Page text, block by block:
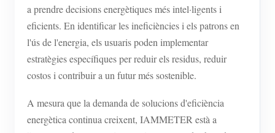
a prendre decisions energètiques més intel·ligents i
eficients. En identificar les ineficiències i els patrons en
l'ús de l'energia, els usuaris poden implementar
estratègies específiques per reduir els residus, reduir
costos i contribuir a un futur més sostenible.
A mesura que la demanda de solucions d'eficiència
energètica continua creixent, IAMMETER està a